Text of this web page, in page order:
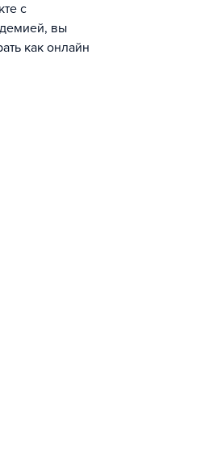
с
вы
как онлайн